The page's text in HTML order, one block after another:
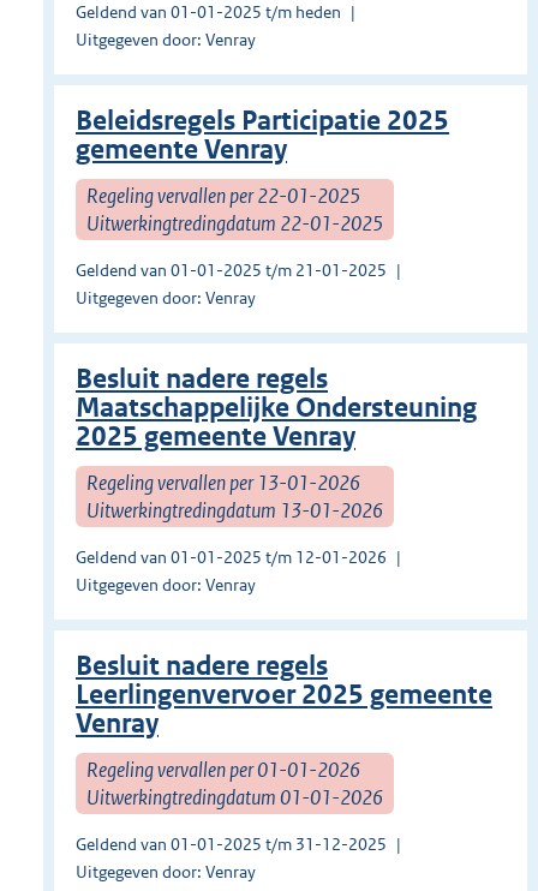
Geldend van 01-01-2025 t/m heden
Uitgegeven door: Venray
Beleidsregels Participatie 2025
gemeente Venray
Regeling vervallen per 22-01-2025
Uitwerkingtredingdatum 22-01-2025
Geldend van 01-01-2025 t/m 21-01-2025
Uitgegeven door: Venray
Besluit nadere regels
Maatschappelijke Ondersteuning
2025 gemeente Venray
Regeling vervallen per 13-01-2026
Uitwerkingtredingdatum 13-01-2026
Geldend van 01-01-2025 t/m 12-01-2026
Uitgegeven door: Venray
Besluit nadere regels
Leerlingenvervoer 2025 gemeente
Venray
Regeling vervallen per 01-01-2026
Uitwerkingtredingdatum 01-01-2026
Geldend van 01-01-2025 t/m 31-12-2025
Uitgegeven door: Venray